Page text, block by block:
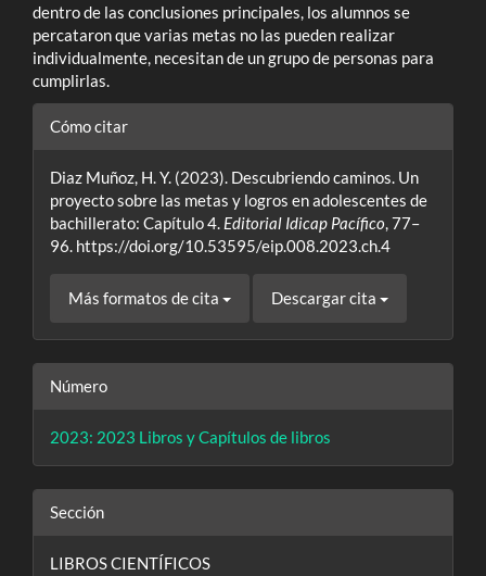
dentro de las conclusiones principales, los alumnos se
percataron que varias metas no las pueden realizar
individualmente, necesitan de un grupo de personas para
cumplirlas.
Detalles
artículo
Cómo citar
Diaz Muñoz, H. Y. (2023). Descubriendo caminos. Un
proyecto sobre las metas y logros en adolescentes de
bachillerato: Capítulo 4. Editorial Idicap Pacífico, 77–
96. https://doi.org/10.53595/eip.008.2023.ch.4
Más formatos de cita Descargar cita
Número
2023: 2023 Libros y Capítulos de libros
Sección
LIBROS CIENTÍFICOS